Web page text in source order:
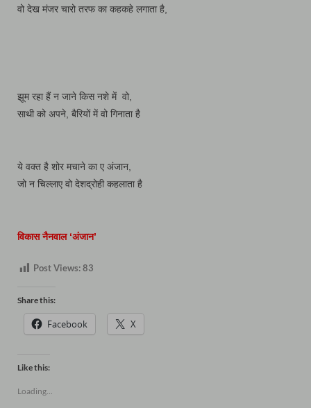
वो देख मंजर चारो तरफ का कहकहे लगाता है,
झूम रहा हैं न जाने किस नशे में वो,
साथी को अपने, बैरियों में वो गिनाता है
ये वक्त है शोर मचाने का ए अंजान,
जो न चिल्लाए वो देशद्रोही कहलाता है
विकास नैनवाल ‘अंजान’
Post Views:83
Share this:
Facebook X
Like this:
Loading...